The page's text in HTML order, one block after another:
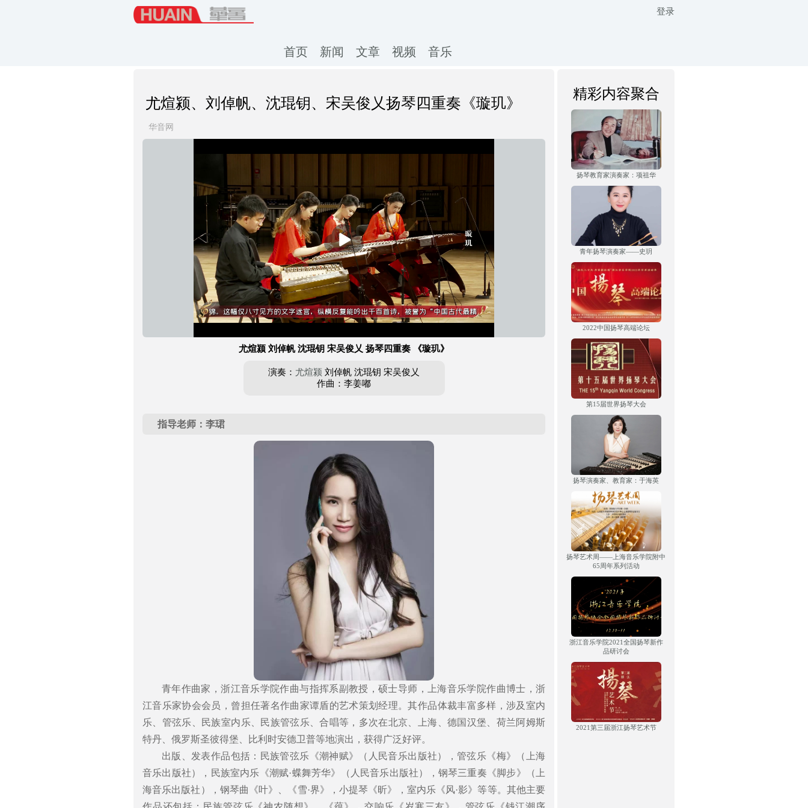
首页 新闻 文章 视频 音乐
登录
尤煊颍、刘倬帆、沈琨钥、宋吴俊乂扬琴四重奏《璇玑》
华音网
播
放
尤煊颍 刘倬帆 沈琨钥 宋吴俊乂 扬琴四重奏 《璇玑》
演奏： 尤煊颍 刘倬帆 沈琨钥 宋吴俊乂
作曲：李姜嘟
指导老师：李珺
青年作曲家，浙江音乐学院作曲与指挥系副教授，硕士导师，上海音乐学院作曲博士，浙
江音乐家协会会员，曾担任著名作曲家谭盾的艺术策划经理。其作品体裁丰富多样，涉及室内
乐、管弦乐、民族室内乐、民族管弦乐、合唱等，多次在北京、上海、德国汉堡、荷兰阿姆斯
特丹、俄罗斯圣彼得堡、比利时安德卫普等地演出，获得广泛好评。
出版、发表作品包括：民族管弦乐《潮神赋》（人民音乐出版社），管弦乐《梅》（上海
音乐出版社），民族室内乐《潮赋·蝶舞芳华》（人民音乐出版社），钢琴三重奏《脚步》（上
海音乐出版社），钢琴曲《叶》、《雪·界》，小提琴《昕》，室内乐《风·影》等等。其他主要
精彩内容聚合
扬琴教育家演奏家：项祖华
青年扬琴演奏家——史玥
2022中国扬琴高端论坛
第15届世界扬琴大会
扬琴演奏家、教育家：于海英
扬琴艺术周——上海音乐学院附中
65周年系列活动
浙江音乐学院2021全国扬琴新作
品研讨会
2021第三届浙江扬琴艺术节